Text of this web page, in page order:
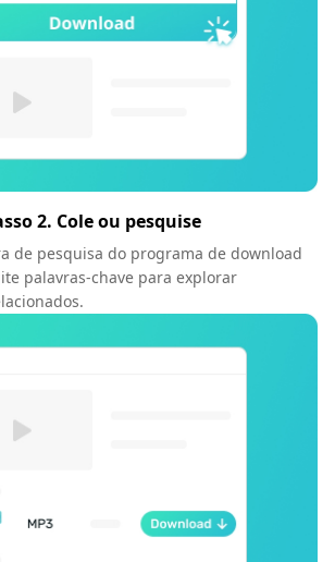
2. Cole ou pesquise
de pesquisa do programa de download
palavras-chave para explorar